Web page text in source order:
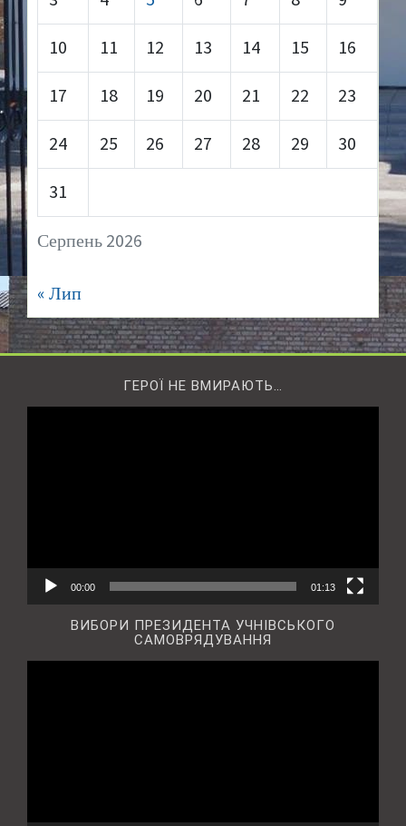
Серпень 2026
10 11 12 13 14 15 16
17 18 19 20 21 22 23
24 25 26 27 28 29 30
31
« Лип
ГЕРОЇ НЕ ВМИРАЮТЬ…
00:00 01:13
ВИБОРИ ПРЕЗИДЕНТА УЧНІВСЬКОГО
САМОВРЯДУВАННЯ